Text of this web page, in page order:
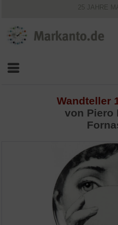
25 JAHRE
VIELFÄLTIGE
BESTPRICE-
Wandteller
von Piero